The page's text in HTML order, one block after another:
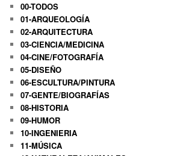
00-TODOS
01-ARQUEOLOGÍA
02-ARQUITECTURA
03-CIENCIA/MEDICINA
04-CINE/FOTOGRAFÍA
05-DISEÑO
06-ESCULTURA/PINTURA
07-GENTE/BIOGRAFÍAS
08-HISTORIA
09-HUMOR
10-INGENIERIA
11-MÚSICA